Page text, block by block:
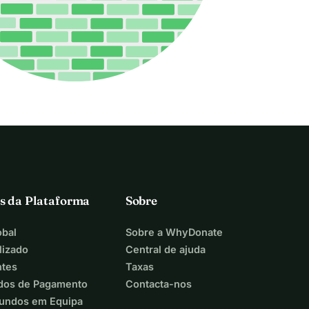
da Plataforma
de Pagamento
em Equipa
Sobre
Sobre a WhyDonate
Central de ajuda
Taxas
Contacta-nos